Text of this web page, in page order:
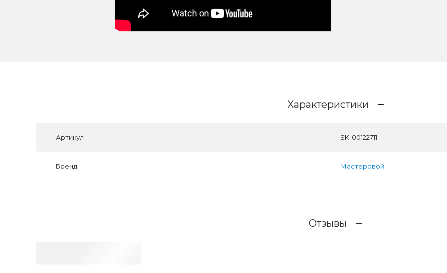
Характеристики
Артикул SK-00122711
Бренд Мастеровой
Отзывы